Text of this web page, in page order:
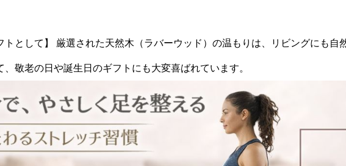
トとして】 厳選された天然木（ラバーウッド）の温もりは、リビングにも
敬老の日や誕生日のギフトにも大変喜ばれています。